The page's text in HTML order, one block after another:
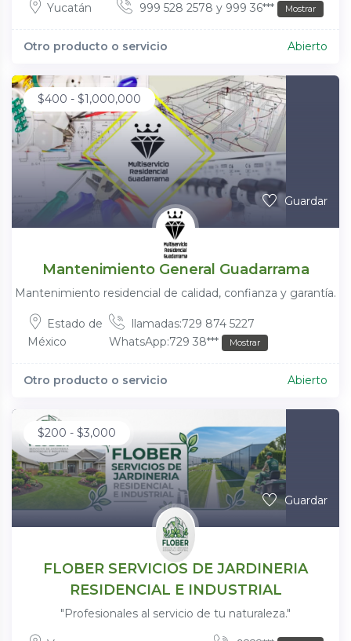
Yucatán 999 528 2578 y 999 36*** Mostrar
Otro producto o servicio Abierto
$400 - $1,000,000
Guardar
Mantenimiento General Guadarrama
Mantenimiento residencial de calidad, confianza y garantía.
Estado de
México
llamadas:729 874 5227
WhatsApp:729 38***
Mostrar
Otro producto o servicio Abierto
$200 - $3,000
Guardar
FLOBER SERVICIOS DE JARDINERIA
RESIDENCIAL E INDUSTRIAL
"Profesionales al servicio de tu naturaleza."